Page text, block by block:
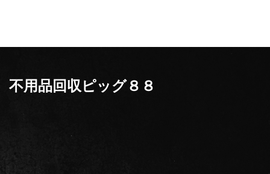
不用品回収ピッグ８８